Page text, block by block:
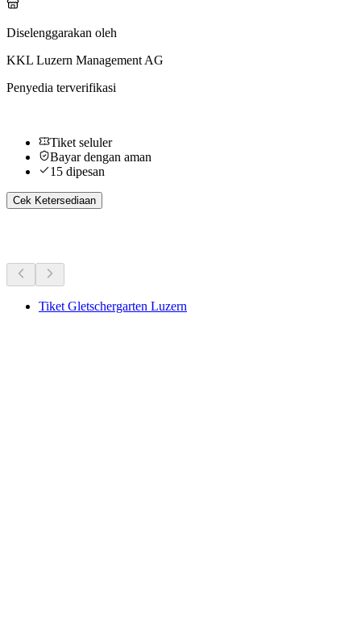
Diselenggarakan oleh
KKL Luzern Management AG
Penyedia terverifikasi
Tiket seluler
Bayar dengan aman
15 dipesan
Cek Ketersediaan
Tiket Gletschergarten Luzern